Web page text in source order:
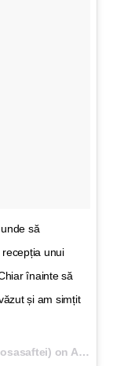
să
unui
înainte să
și am simțit
on Aug 4, 2015 at 10:07am PDT